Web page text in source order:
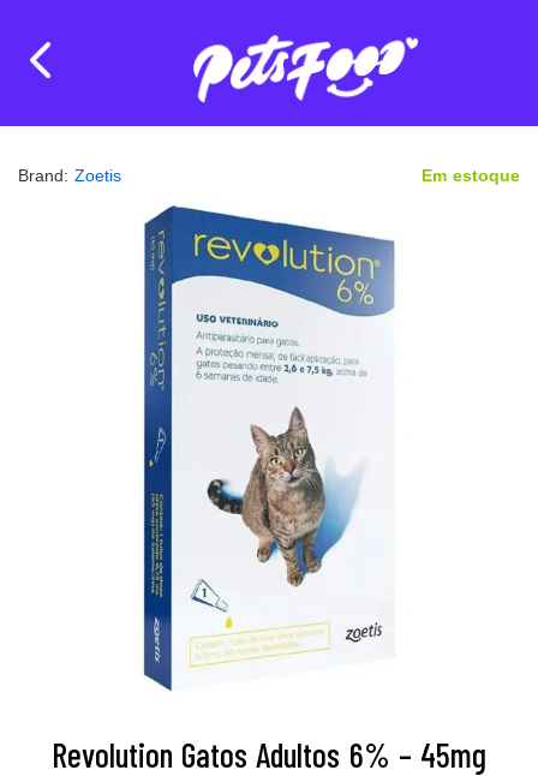
Brand:Zoetis Em estoque
Revolution Gatos Adultos 6% – 45mg